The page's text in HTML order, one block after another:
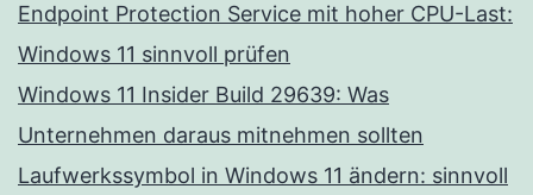
Endpoint Protection Service mit hoher CPU-Last:
Windows 11 sinnvoll prüfen
Windows 11 Insider Build 29639: Was
Unternehmen daraus mitnehmen sollten
Laufwerkssymbol in Windows 11 ändern: sinnvoll